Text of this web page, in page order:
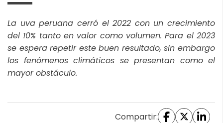
La uva peruana cerró el 2022 con un crecimiento
del 10% tanto en valor como volumen. Para el 2023
se espera repetir este buen resultado, sin embargo
los fenómenos climáticos se presentan como el
mayor obstáculo.
Compartir: